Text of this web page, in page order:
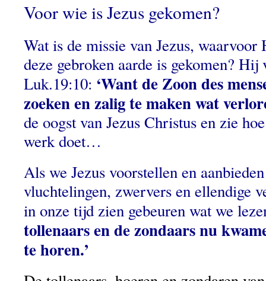
Voor wie is Jezus gekomen?
Wat is de missie van Jezus, waarvoor
deze gebroken aarde is gekomen?
Luk.19:10: ‘Want de Zoon des
zoeken en zalig te maken wat
de oogst van Jezus Christus en zie
werk doet…
Als we Jezus voorstellen en
vluchtelingen, zwervers en ellendige
in onze tijd zien gebeuren wat we
tollenaars en de zondaars nu
te horen.’